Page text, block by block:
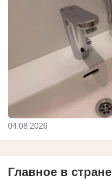
04.08.2026
Главное в стране